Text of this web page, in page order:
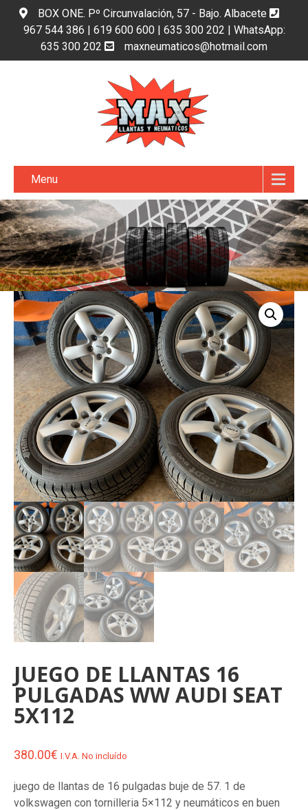
BOX ONE. Pº Circunvalación, 57 - Bajo. Albacete
967 544 386 | 619 600 600 | 635 300 202 | WhatsApp:
635 300 202
maxneumaticos@hotmail.com
Menu
JUEGO DE LLANTAS 16
PULGADAS WW AUDI SEAT
5X112
380.00€ I.V.A. No incluído
juego de llantas de 16 pulgadas buje de 57. 1 de
volkswagen con tornilleria 5×112 y neumáticos en buen